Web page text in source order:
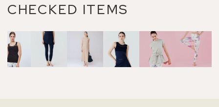
CHECKED ITEMS